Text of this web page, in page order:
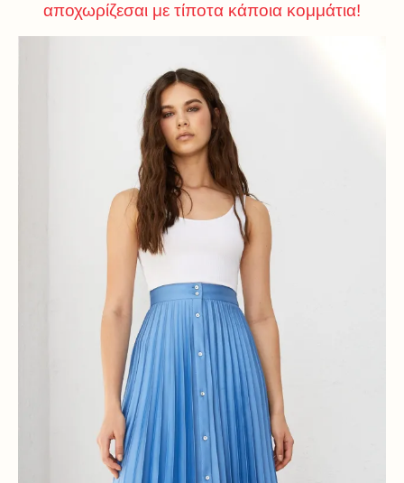
αποχωρίζεσαι με τίποτα κάποια κομμάτια!